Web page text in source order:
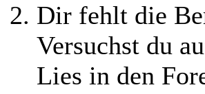
Dir fehlt die
Versuchst du
Lies in den